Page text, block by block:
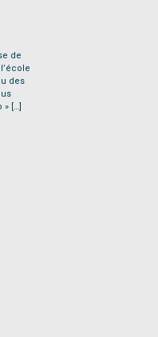
de
des
» […]